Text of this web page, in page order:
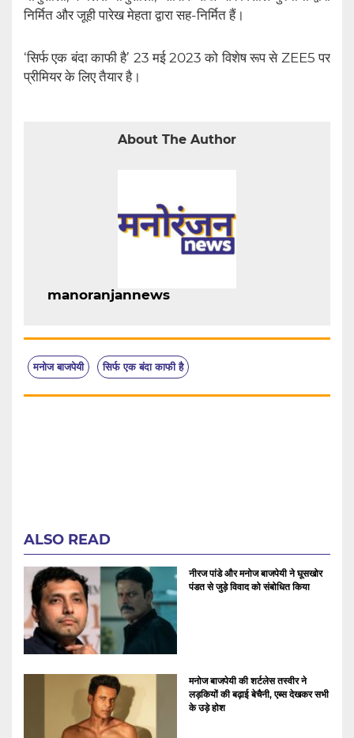
निर्मित और जूही पारेख मेहता द्वारा सह-निर्मित हैं।
‘सिर्फ एक बंदा काफी है’ 23 मई 2023 को विशेष रूप से ZEE5 पर
प्रीमियर के लिए तैयार है।
About The Author
manoranjannews
मनोज बाजपेयी सिर्फ एक बंदा काफी है
ALSO READ
नीरज पांडे और मनोज बाजपेयी ने घूसखोर
पंडत से जुड़े विवाद को संबोधित किया
मनोज बाजपेयी की शर्टलेस तस्वीर ने
लड़कियों की बढ़ाई बेचैनी, एब्स देखकर सभी
के उड़े होश